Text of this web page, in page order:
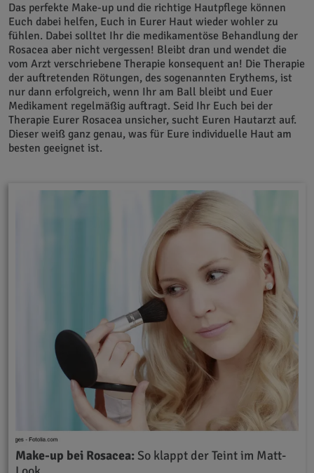
Das perfekte Make-up und die richtige Hautpflege können
Euch dabei helfen, Euch in Eurer Haut wieder wohler zu
fühlen. Dabei solltet Ihr die medikamentöse Behandlung der
Rosacea aber nicht vergessen! Bleibt dran und wendet die
vom Arzt verschriebene Therapie konsequent an! Die Therapie
der auftretenden Rötungen, des sogenannten Erythems, ist
nur dann erfolgreich, wenn Ihr am Ball bleibt und Euer
Medikament regelmäßig auftragt. Seid Ihr Euch bei der
Therapie Eurer Rosacea unsicher, sucht Euren Hautarzt auf.
Dieser weiß ganz genau, was für Eure individuelle Haut am
besten geeignet ist.
Make-up bei Rosacea: So klappt der Teint im Matt-